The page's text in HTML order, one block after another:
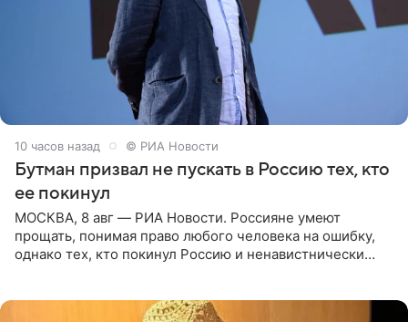
10 часов назад © РИА Новости
Бутман призвал не пускать в Россию тех, кто
ее покинул
МОСКВА, 8 авг — РИА Новости. Россияне умеют
прощать, понимая право любого человека на ошибку,
однако тех, кто покинул Россию и ненавистнически